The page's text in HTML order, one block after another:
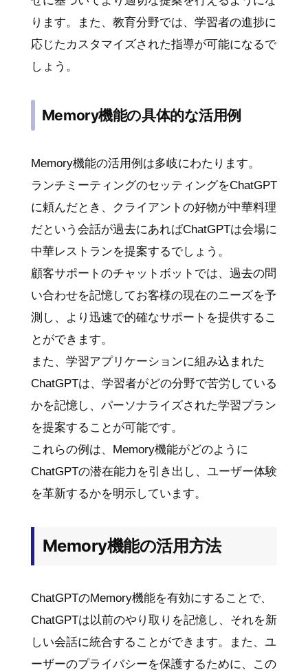
ります。また、教育分野では、学習者の進捗に
応じたカスタマイズされた指導が可能になるで
しょう。
Memory機能の具体的な活用例
Memory機能の活用例は多岐にわたります。
ランチミーティングのセッティングをChatGPT
に頼んだとき、クライアントの好物が中華料理
だという会話が過去にあればChatGPTは会場に
中華レストランを提案するでしょう。
顧客サポートのチャットボットでは、過去の問
い合わせを記憶してお客様の現在のニーズを予
測し、より迅速で的確なサポートを提供するこ
とができます。
また、学習アプリケーションに組み込まれた
ChatGPTは、学習者がどの分野で苦労している
かを記憶し、パーソナライズされた学習プラン
を提案することが可能です。
これらの例は、Memory機能がどのように
ChatGPTの潜在能力を引き出し、ユーザー体験
を革新するかを明示しています。
Memory機能の活用方法
ChatGPTのMemory機能を有効にすることで、
ChatGPTは以前のやり取りを記憶し、それを新
しい会話に統合することができます。また、ユ
ーザーのプライバシーを保護するために、この